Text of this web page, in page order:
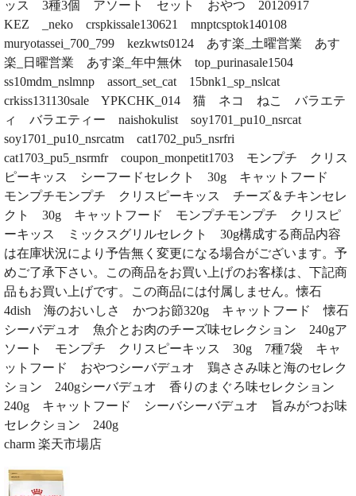
ッス 3種3個 アソート セット おやつ 20120917
KEZ _neko crspkissale130621 mnptcsptok140108
muryotassei_700_799 kezkwts0124 あす楽_土曜営業 あす
楽_日曜営業 あす楽_年中無休 top_purinasale1504
ss10mdm_nslmnp assort_set_cat 15bnk1_sp_nslcat
crkiss131130sale YPKCHK_014 猫 ネコ ねこ バラエテ
ィ バラエティー naishokulist soy1701_pu10_nsrcat
soy1701_pu10_nsrcatm cat1702_pu5_nsrfri
cat1703_pu5_nsrmfr coupon_monpetit1703 モンプチ クリス
ピーキッス シーフードセレクト 30g キャットフード
モンプチモンプチ クリスピーキッス チーズ＆チキンセレ
クト 30g キャットフード モンプチモンプチ クリスピ
ーキッス ミックスグリルセレクト 30g構成する商品内容
は在庫状況により予告無く変更になる場合がございます。予
めご了承下さい。この商品をお買い上げのお客様は、下記商
品もお買い上げです。この商品には付属しません。懐石
4dish 海のおいしさ かつお節320g キャットフード 懐石
シーバデュオ 魚介とお肉のチーズ味セレクション 240gア
ソート モンプチ クリスピーキッス 30g 7種7袋 キャ
ットフード おやつシーバデュオ 鶏ささみ味と海のセレク
ション 240gシーバデュオ 香りのまぐろ味セレクション
240g キャットフード シーバシーバデュオ 旨みがつお味
セレクション 240g
charm 楽天市場店